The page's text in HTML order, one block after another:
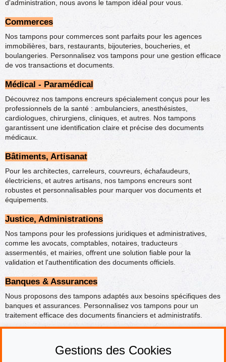
d'administration, nous avons le tampon idéal pour vous.
Commerces
Nos tampons pour commerces sont parfaits pour les agences
immobilières, bars, restaurants, bijouteries, boucheries, et
boulangeries. Personnalisez vos tampons pour une gestion efficace
de vos transactions et documents.
Médical - Paramédical
Découvrez nos tampons encreurs spécialement conçus pour les
professionnels de la santé : ambulanciers, anesthésistes,
cardiologues, chirurgiens, cliniques, et autres. Nos tampons
garantissent une identification claire et précise des documents
médicaux.
Bâtiments, Artisanat
Pour les architectes, carreleurs, couvreurs, échafaudeurs,
électriciens, et autres artisans, nos tampons encreurs sont
robustes et personnalisables pour marquer vos documents et
équipements.
Justice, Administrations
Nos tampons pour les professions juridiques et administratives,
comme les avocats, comptables, notaires, traducteurs
assermentés, et mairies, offrent une solution fiable pour la
validation et l'authentification des documents officiels.
Banques & Assurances
Nous proposons des tampons adaptés aux besoins spécifiques des
banques et assurances. Personnalisez vos tampons pour un
traitement efficace des documents financiers et administratifs.
Choisissez parmi notre large gamme detampons encreurs par
professionnel. Nos tampons sont conçus pour offrir durabilité,
Gestions des Cookies